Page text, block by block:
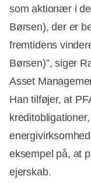
som aktionær i
Børsen), der er
fremtidens
Børsen)”, siger
Asset
Han tilføjer, at
eksempel på, at
ejerskab.